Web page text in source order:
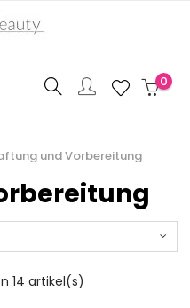
0
und Vorbereitung
14 artikel(s)